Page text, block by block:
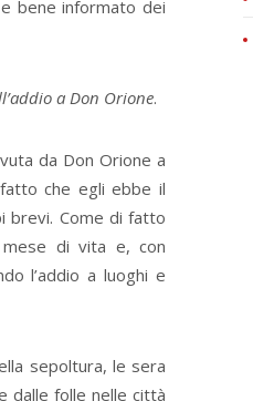
bene informato dei
a Don Orione.
da Don Orione a
che egli ebbe il
brevi. Come di fatto
mese di vita e, con
l’addio a luoghi e
sepoltura, le sera
dalle folle nelle città